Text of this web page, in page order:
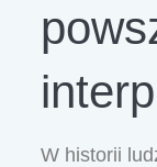
W historii